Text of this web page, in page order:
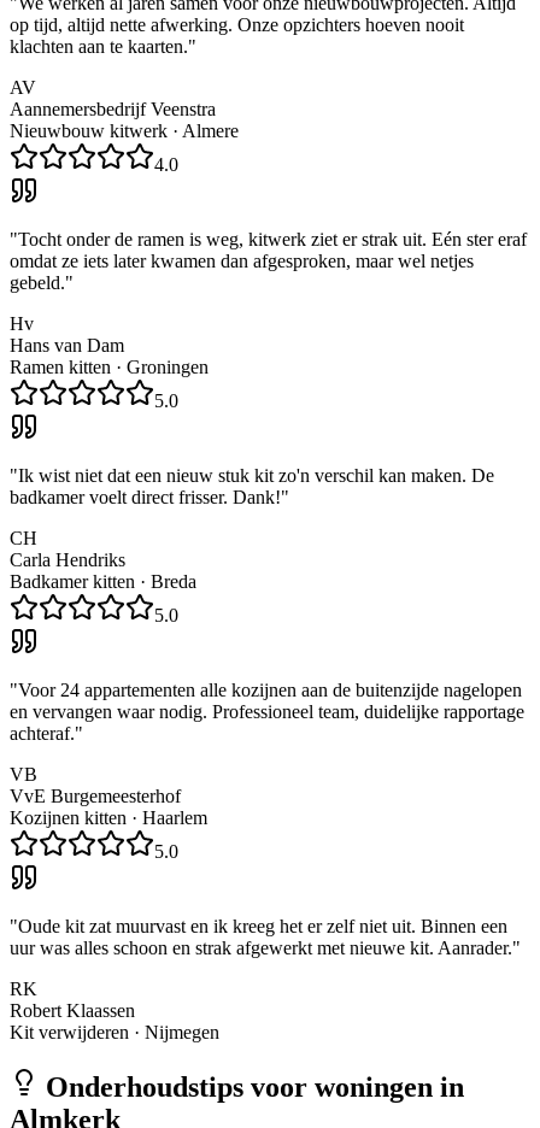
op tijd, altijd nette afwerking. Onze opzichters hoeven nooit
klachten aan te kaarten."
AV
Aannemersbedrijf Veenstra
Nieuwbouw kitwerk · Almere
4.0
"Tocht onder de ramen is weg, kitwerk ziet er strak uit. Eén ster eraf
omdat ze iets later kwamen dan afgesproken, maar wel netjes
gebeld."
Hv
Hans van Dam
Ramen kitten · Groningen
5.0
"Ik wist niet dat een nieuw stuk kit zo'n verschil kan maken. De
badkamer voelt direct frisser. Dank!"
CH
Carla Hendriks
Badkamer kitten · Breda
5.0
"Voor 24 appartementen alle kozijnen aan de buitenzijde nagelopen
en vervangen waar nodig. Professioneel team, duidelijke rapportage
achteraf."
VB
VvE Burgemeesterhof
Kozijnen kitten · Haarlem
5.0
"Oude kit zat muurvast en ik kreeg het er zelf niet uit. Binnen een
uur was alles schoon en strak afgewerkt met nieuwe kit. Aanrader."
RK
Robert Klaassen
Kit verwijderen · Nijmegen
Onderhoudstips voor woningen in
Almkerk